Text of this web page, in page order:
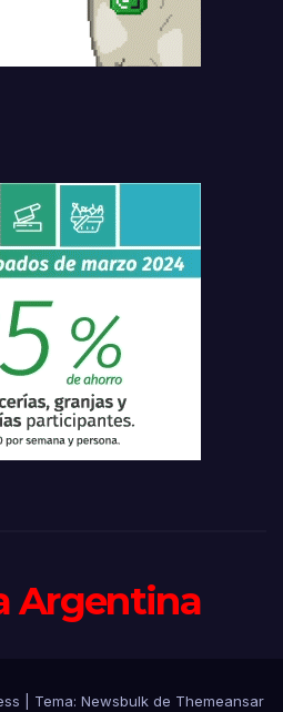
Argentina
Tema: Newsbulkde Themeansar